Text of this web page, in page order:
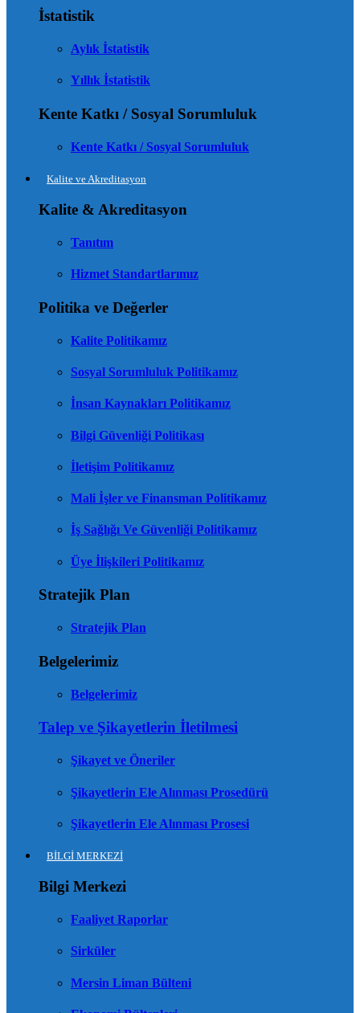
İstatistik
Aylık İstatistik
Yıllık İstatistik
Kente Katkı / Sosyal Sorumluluk
Kente Katkı / Sosyal Sorumluluk
Kalite ve Akreditasyon
Kalite & Akreditasyon
Tanıtım
Hizmet Standartlarımız
Politika ve Değerler
Kalite Politikamız
Sosyal Sorumluluk Politikamız
İnsan Kaynakları Politikamız
Bilgi Güvenliği Politikası
İletişim Politikamız
Mali İşler ve Finansman Politikamız
İş Sağlığı Ve Güvenliği Politikamız
Üye İlişkileri Politikamız
Stratejik Plan
Stratejik Plan
Belgelerimiz
Belgelerimiz
Talep ve Şikayetlerin İletilmesi
Şikayet ve Öneriler
Şikayetlerin Ele Alınması Prosedürü
Şikayetlerin Ele Alınması Prosesi
BİLGİ MERKEZİ
Bilgi Merkezi
Faaliyet Raporlar
Sirküler
Mersin Liman Bülteni